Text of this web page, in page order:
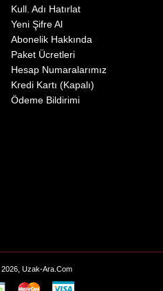
Kull. Adı Hatırlat
Yeni Şifre Al
Abonelik Hakkında
Paket Ücretleri
Hesap Numaralarımız
Kredi Kartı (Kapalı)
Ödeme Bildirimi
Uzak-Ara.Com